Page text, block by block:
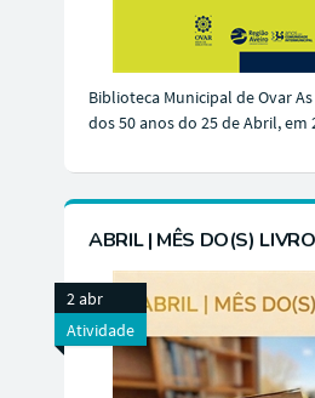
Biblioteca Municipal de Ovar
dos 50 anos do 25 de Abril, em
ABRIL | MÊS DO(S)
2 abr
Atividade